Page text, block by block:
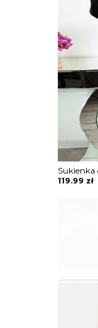
Original
119.99 zł
Current